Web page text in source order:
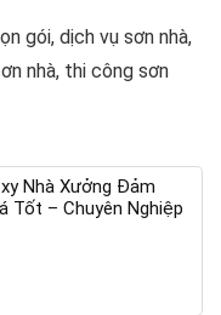
gói, dịch vụ sơn nhà,
nhà, thi công sơn
Nhà Xưởng Đảm
Tốt – Chuyên Nghiệp